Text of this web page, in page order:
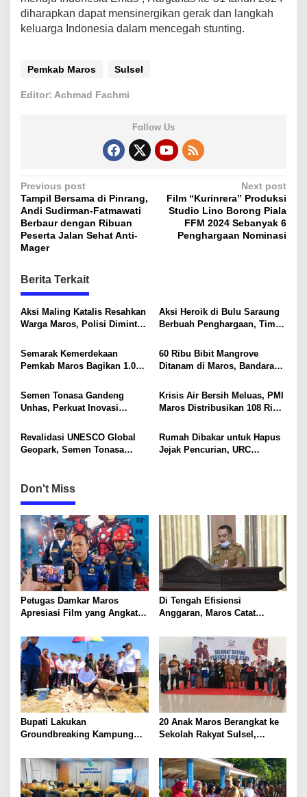
diharapkan dapat mensinergikan gerak dan langkah
keluarga Indonesia dalam mencegah stunting.
Pemkab Maros Sulsel
Editor: Achmad Fachmi
Follow Us
P
o
s
t
a
v
i
a
i
n
Previous post
Tampil Bersama di Pinrang,
Andi Sudirman-Fatmawati
Berbaur dengan Ribuan
Peserta Jalan Sehat Anti-
Mager
Next post
Film “Kurinrera” Produksi
Studio Lino Borong Piala
FFM 2024 Sebanyak 6
Penghargaan Nominasi
Berita Terkait
Aksi Maling Katalis Resahkan
Warga Maros, Polisi Diminta
Aksi Heroik di Bulu Saraung
Berbuah Penghargaan, Tim
Diapresiasi Basarnas
Semarak Kemerdekaan
Pemkab Maros Bagikan 1.000
Warga
60 Ribu Bibit Mangrove
Ditanam di Maros, Bandara
Konservasi Pesisir
Semen Tonasa Gandeng
Unhas, Perkuat Inovasi
Berkelanjutan
Krisis Air Bersih Meluas, PMI
Maros Distribusikan 108 Ribu
Revalidasi UNESCO Global
Geopark, Semen Tonasa
Rumah Dibakar untuk Hapus
Jejak Pencurian, URC
Don't Miss
Petugas Damkar Maros
Apresiasi Film yang Angkat
Kebakaran
Di Tengah Efisiensi
Anggaran, Maros Catat
Tertinggi di Sulsel
Bupati Lakukan
Groundbreaking Kampung
20 Anak Maros Berangkat ke
Sekolah Rakyat Sulsel,
Generasi Berkualitas